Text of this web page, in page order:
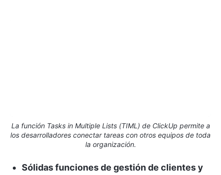
La función Tasks in Multiple Lists (TIML) de ClickUp permite a
los desarrolladores conectar tareas con otros equipos de toda
la organización.
Sólidas funciones de gestión de clientes y